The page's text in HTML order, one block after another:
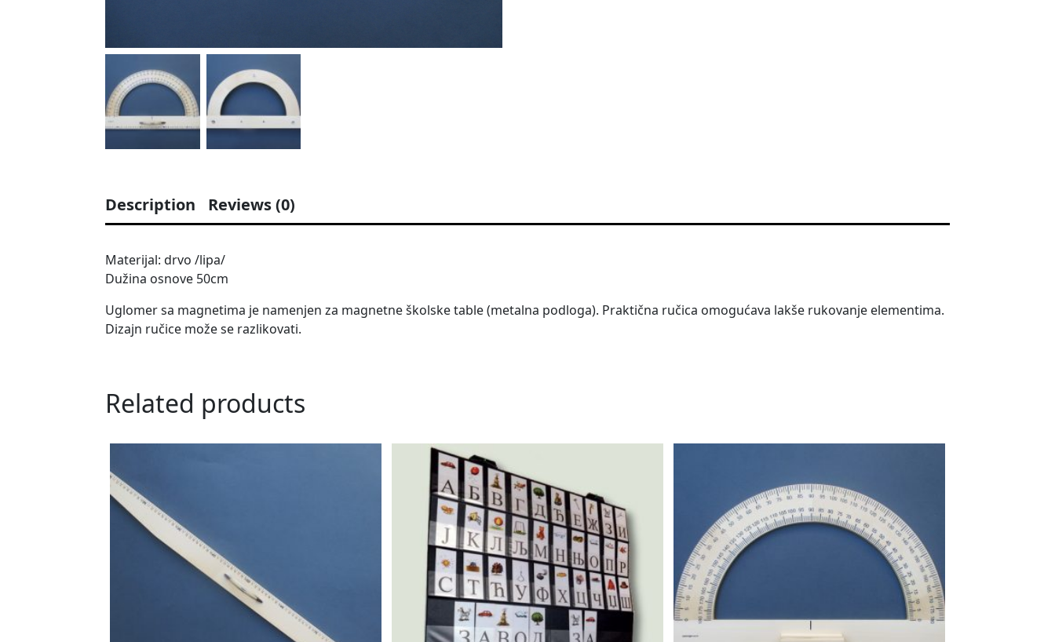
Description Reviews (0)
Materijal: drvo /lipa/
Dužina osnove 50cm
Uglomer sa magnetima je namenjen za magnetne školske table (metalna podloga). Praktična ručica omogućava lakše rukovanje elementima.
Dizajn ručice može se razlikovati.
Related products